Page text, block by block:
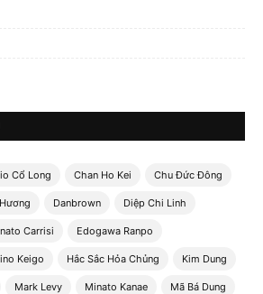
Cổ Long Chan Ho Kei Chu Đức Đông
Danbrown Diệp Chi Linh
Carrisi Edogawa Ranpo
Keigo Hắc Sắc Hỏa Chủng Kim Dung
Mark Levy Minato Kanae Mã Bá Dung